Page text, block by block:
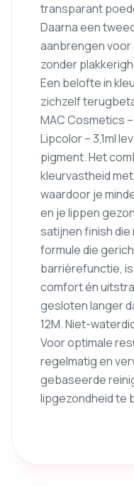
transparant
Daarna een
aanbrengen
zonder
Een belofte in
zichzelf
MAC Cosmetics
Lipcolor – 3,1ml
pigment. Het
kleurvastheid
waardoor je
en je lippen
satijnen finish
formule die
barrièrefunctie,
comfort én
gesloten langer
12M. Niet-
Voor optimale
regelmatig en
gebaseerde
lipgezondheid te